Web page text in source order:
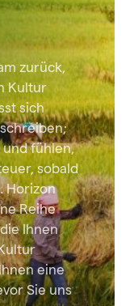
zurück,
Kultur
sich
und fühlen,
sobald
Horizon
Reihe
Ihnen
eine
Sie uns